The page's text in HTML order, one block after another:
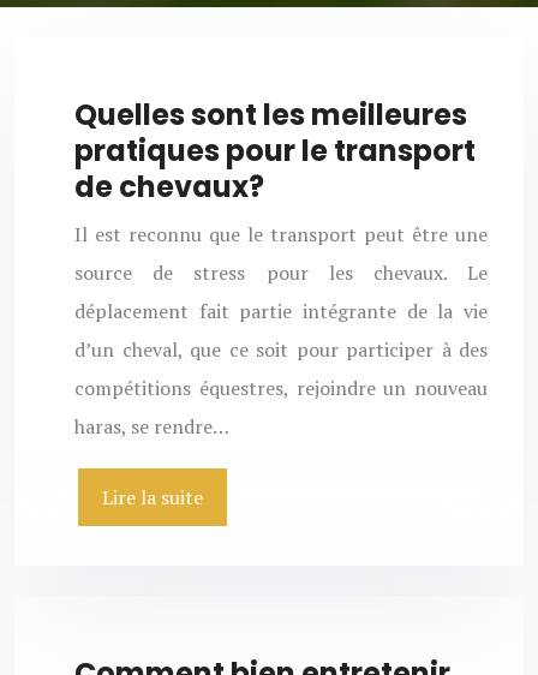
Quelles sont les meilleures
pratiques pour le transport
de chevaux?
Il est reconnu que le transport peut être une
source de stress pour les chevaux. Le
déplacement fait partie intégrante de la vie
d’un cheval, que ce soit pour participer à des
compétitions équestres, rejoindre un nouveau
haras, se rendre…
Lire la suite